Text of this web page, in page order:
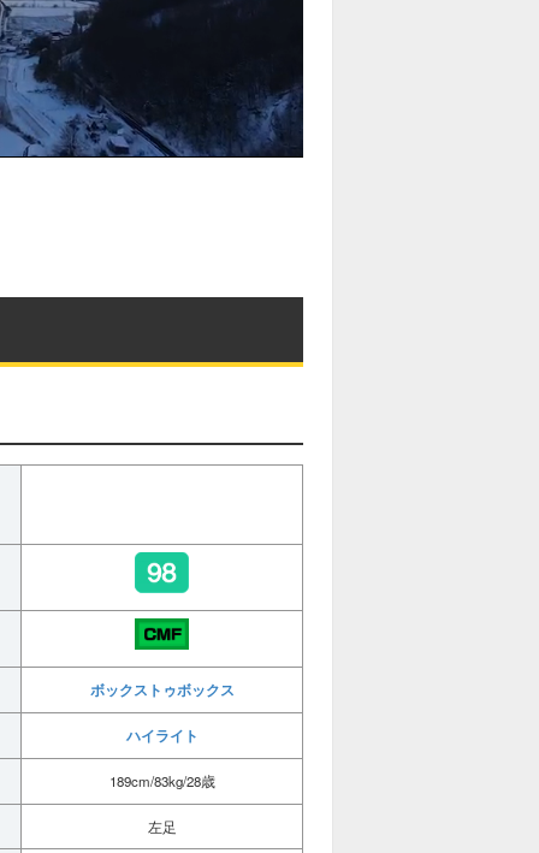
ボックストゥボックス
ハイライト
189cm/83kg/28歳
左足